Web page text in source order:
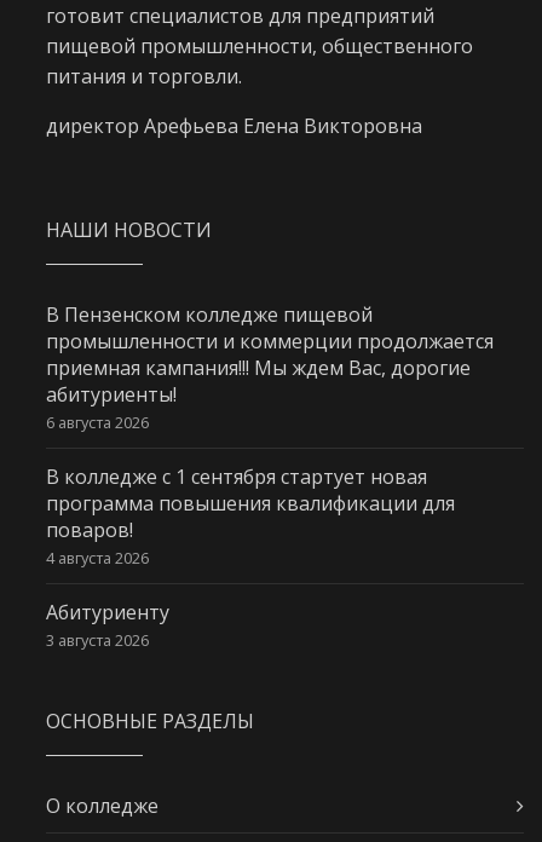
готовит специалистов для предприятий
пищевой промышленности, общественного
питания и торговли.
директор Арефьева Елена Викторовна
НАШИ НОВОСТИ
В Пензенском колледже пищевой
промышленности и коммерции продолжается
приемная кампания!!! Мы ждем Вас, дорогие
абитуриенты!
6 августа 2026
В колледже с 1 сентября стартует новая
программа повышения квалификации для
поваров!
4 августа 2026
Абитуриенту
3 августа 2026
ОСНОВНЫЕ РАЗДЕЛЫ
О колледже